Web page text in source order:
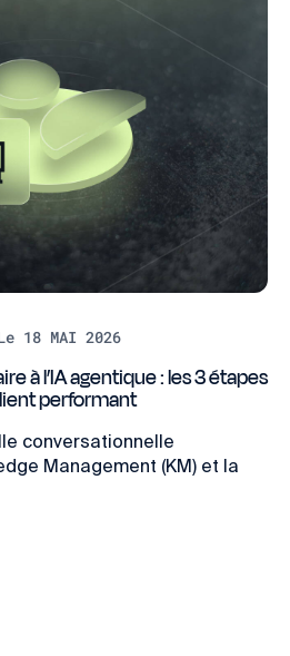
18 MAI 2026
à l’IA agentique : les 3 étapes
performant
conversationnelle
Management (KM) et la